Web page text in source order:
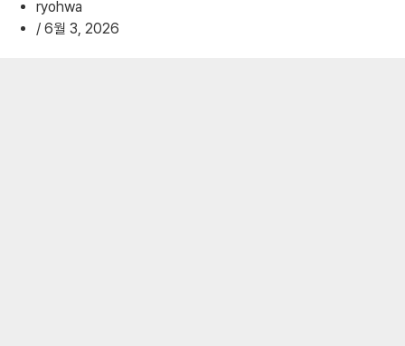
ryohwa
/ 6월 3, 2026